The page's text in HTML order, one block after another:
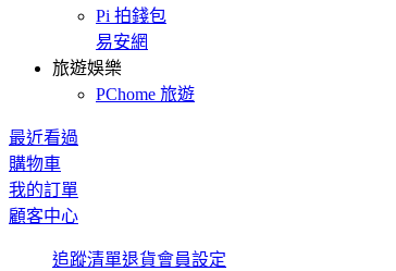
Pi 拍錢包
易安網
旅遊娛樂
PChome 旅遊
最近看過
購物車
我的訂單
顧客中心
追蹤清單退貨會員設定